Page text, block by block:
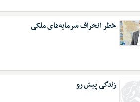
خطر انحراف سرمایه‌های ملکی
زندگی پیش رو